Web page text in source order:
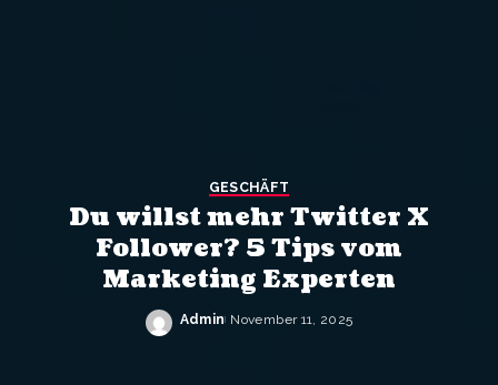
GESCHÄFT
Du willst mehr Twitter X
Follower? 5 Tips vom
Marketing Experten
Posted
Admin November 11, 2025